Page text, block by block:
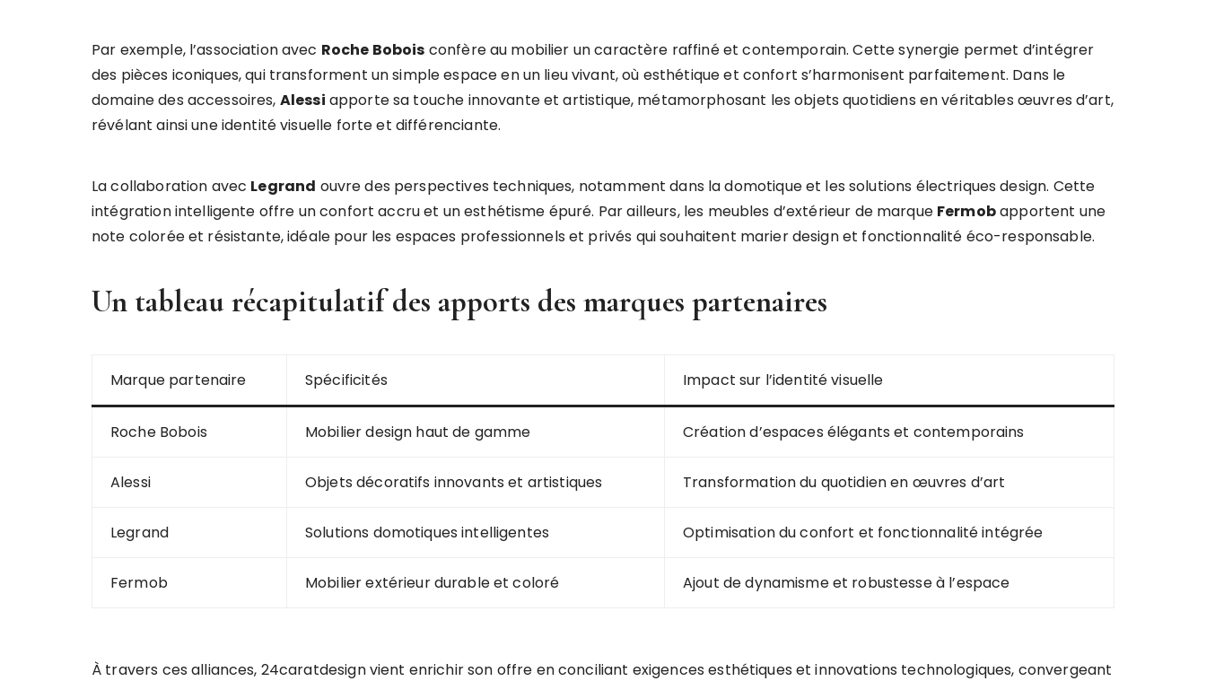
Par exemple, l’association avec Roche Bobois confère au mobilier un caractère raffiné et contemporain. Cette synergie permet d’intégrer
des pièces iconiques, qui transforment un simple espace en un lieu vivant, où esthétique et confort s’harmonisent parfaitement. Dans le
domaine des accessoires, Alessi apporte sa touche innovante et artistique, métamorphosant les objets quotidiens en véritables œuvres d’art,
révélant ainsi une identité visuelle forte et différenciante.
La collaboration avec Legrand ouvre des perspectives techniques, notamment dans la domotique et les solutions électriques design. Cette
intégration intelligente offre un confort accru et un esthétisme épuré. Par ailleurs, les meubles d’extérieur de marque Fermobapportent une
note colorée et résistante, idéale pour les espaces professionnels et privés qui souhaitent marier design et fonctionnalité éco-responsable.
Un tableau récapitulatif des apports des marques partenaires
Marque partenaire Spécificités Impact sur l’identité visuelle
Roche Bobois Mobilier design haut de gamme Création d’espaces élégants et contemporains
Alessi Objets décoratifs innovants et artistiques Transformation du quotidien en œuvres d’art
Legrand Solutions domotiques intelligentes Optimisation du confort et fonctionnalité intégrée
Fermob Mobilier extérieur durable et coloré Ajout de dynamisme et robustesse à l’espace
À travers ces alliances, 24caratdesign vient enrichir son offre en conciliant exigences esthétiques et innovations technologiques, convergeant